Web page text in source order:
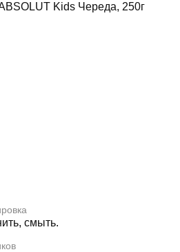
Kids Череда, 250г
смыть.